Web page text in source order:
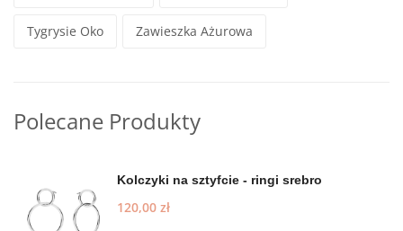
Tygrysie Oko Zawieszka Ażurowa
Polecane Produkty
Kolczyki na sztyfcie - ringi srebro
120,00 zł